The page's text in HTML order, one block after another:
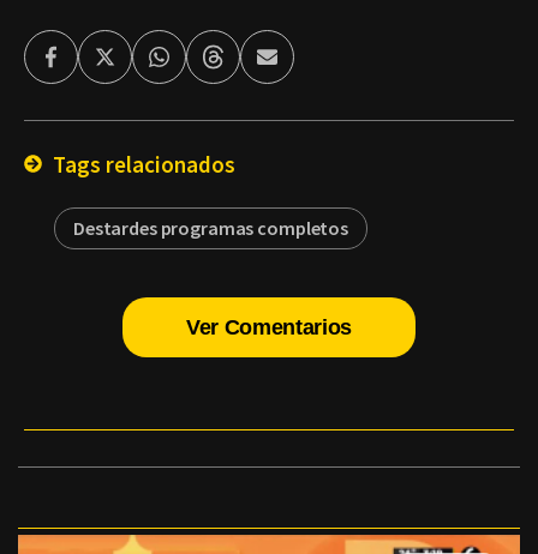
FacebookTwitterWhatsappThreadsEnviar
por
Tags relacionados
Destardes programas completos
Ver Comentarios